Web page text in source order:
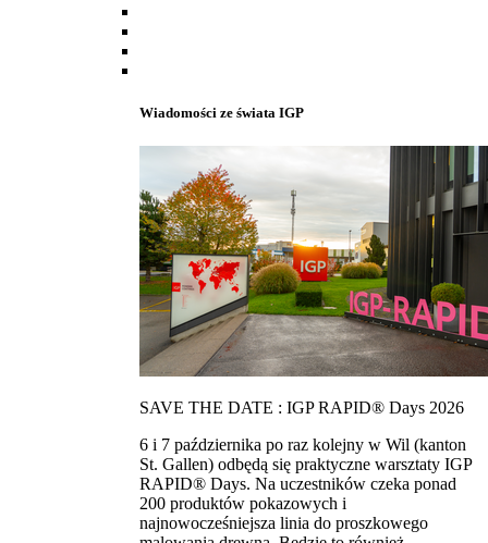
Wiadomości ze świata IGP
SAVE THE DATE : IGP RAPID® Days 2026
6 i 7 października po raz kolejny w Wil (kanton
St. Gallen) odbędą się praktyczne warsztaty IGP
RAPID® Days. Na uczestników czeka ponad
200 produktów pokazowych i
najnowocześniejsza linia do proszkowego